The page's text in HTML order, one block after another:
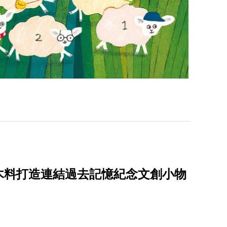
打造連結過去記憶紀念文創小物